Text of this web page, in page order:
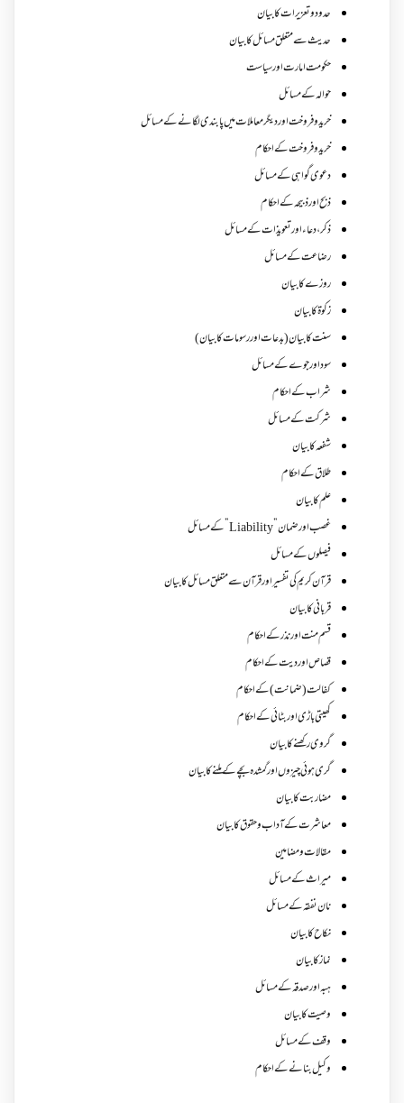
حدود و تعزیرات کا بیان
حدیث سے متعلق مسائل کا بیان
حکومت امارت اور سیاست
حوالہ کے مسائل
خرید و فروخت اور دیگر معاملات میں پابندی لگانے کے مسائل
خرید و فروخت کے احکام
دعوی گواہی کے مسائل
ذبح اور ذبیحہ کے احکام
ذکر،دعاء اور تعویذات کے مسائل
رضاعت کے مسائل
روزے کا بیان
زکوة کابیان
سنت کا بیان (بدعات اور رسومات کا بیان)
سود اور جوے کے مسائل
شراب کے احکام
شرکت کے مسائل
شفعہ کا بیان
طلاق کے احکام
علم کا بیان
غصب اورضمان”Liability” کے مسائل
فیصلوں کے مسائل
قرآن کریم کی تفسیر اور قرآن سے متعلق مسائل کا بیان
قربانی کا بیان
قسم منت اور نذر کے احکام
قصاص اور دیت کے احکام
کفالت (ضمانت) کے احکام
کھیتی باڑی اور بٹائی کے احکام
گروی رکھنے کا بیان
گری ہوئی چیزوں اورگمشدہ بچے کے ملنے کا بیان
مضاربت کا بیان
معاشرت کے آداب و حقوق کا بیان
مقالات ومضامین
میراث کے مسائل
نان نفقہ کے مسائل
نکاح کا بیان
نماز کا بیان
ہبہ اور صدقہ کے مسائل
وصیت کا بیان
وقف کے مسائل
وکیل بنانے کے احکام